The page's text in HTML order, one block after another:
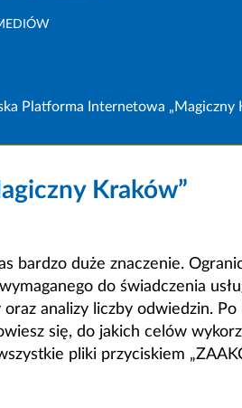
Platforma Internetowa „Magiczny
Kraków”
bardzo duże znaczenie.
do świadczenia
analizy liczby odwiedzin.
się, do jakich celów
pliki przyciskiem